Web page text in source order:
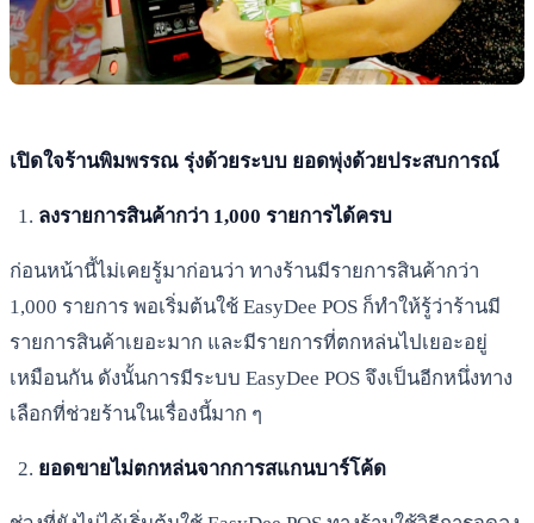
เปิดใจร้านพิมพรรณ รุ่งด้วยระบบ ยอดพุ่งด้วยประสบการณ์
ลงรายการสินค้ากว่า 1,000 รายการได้ครบ
ก่อนหน้านี้ไม่เคยรู้มาก่อนว่า ทางร้านมีรายการสินค้ากว่า
1,000 รายการ พอเริ่มต้นใช้ EasyDee POS ก็ทำให้รู้ว่าร้านมี
รายการสินค้าเยอะมาก และมีรายการที่ตกหล่นไปเยอะอยู่
เหมือนกัน ดังนั้นการมีระบบ EasyDee POS จึงเป็นอีกหนึ่งทาง
เลือกที่ช่วยร้านในเรื่องนี้มาก ๆ
ยอดขายไม่ตกหล่นจากการสแกนบาร์โค้ด